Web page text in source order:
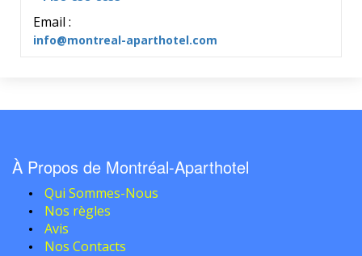
Email :
info@montreal-aparthotel.com
À Propos de Montréal-Aparthotel
Qui Sommes-Nous
Nos règles
Avis
Nos Contacts